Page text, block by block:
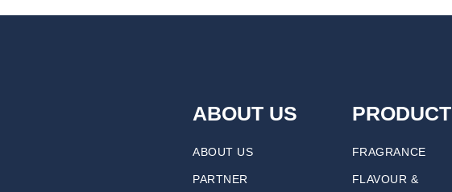
ABOUT US
ABOUT US
PARTNER
PRODUCT
FRAGRANCE
FLAVOUR &